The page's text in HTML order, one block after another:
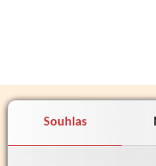
Souhlas